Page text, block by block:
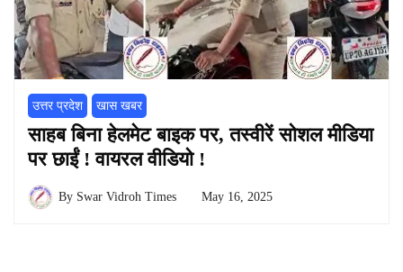
उत्तर प्रदेश खास खबर
साहब बिना हेलमेट बाइक पर, तस्वीरें सोशल मीडिया
पर छाईं ! वायरल वीडियो !
By Swar Vidroh Times May 16, 2025